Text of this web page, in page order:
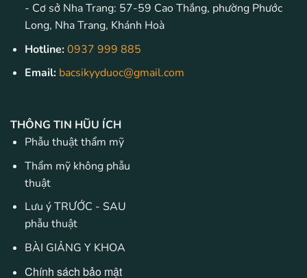
- Cơ sở Nha Trang: 57-59 Cao Thắng, phường Phước
Long, Nha Trang, Khánh Hoà
Hotline:0937 999 885
Email: bacsikyyduoc@gmail.com
THÔNG TIN HŨU ÍCH
Phẫu thuật thẩm mỹ
Thẩm mỹ không phẫu
thuật
Lưu ý TRƯỚC - SAU
phẫu thuật
BÀI GIẢNG Y KHOA
Chính sách bảo mật